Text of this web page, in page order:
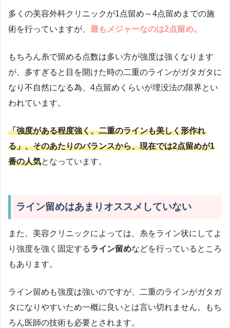
多くの美容外科クリニックが1点留め～4点留めまでの施
術を行っていますが、 最もメジャーなのは2点留め。
もちろん糸で留める点数は多い方が強度は強くなります
が、多すぎると目を開けた時の二重のラインがガタガタに
なり不自然になる為、4点留めくらいが埋没法の限界とい
われています。
「強度がある程度強く、二重のラインも美しく形作れ
る」、そのあたりのバランスから、現在では2点留めが1
番の人気となっています。
ライン留めはあまりオススメしていない
また、美容クリニックによっては、糸をライン状にしてよ
り強度を強く固定するライン留めなどを行っているところ
もあります。
ライン留めも強度は強いのですが、二重のラインがガタガ
タになりやすいため一概に良いとは言い切れません。もち
ろん医師の技術も必要とされます。